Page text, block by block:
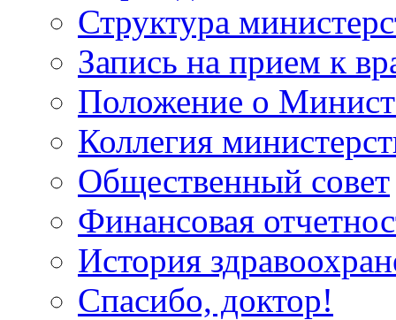
Структура
Запись на прием к
Положение о
Коллегия
Общественный совет
Финансовая
История
Спасибо, доктор!